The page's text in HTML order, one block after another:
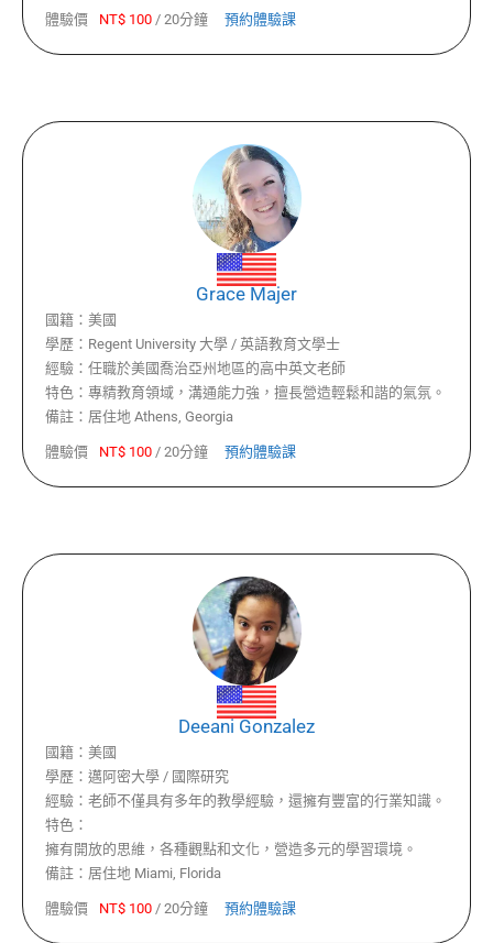
體驗價 NT$ 100 / 20分鐘 預約體驗課
Grace Majer
國籍： 美國
學歷： Regent University 大學 / 英語教育文學士
經驗： 任職於美國喬治亞州地區的高中英文老師
特色： 專精教育領域，溝通能力強，擅長營造輕鬆和諧的氣氛。
備註： 居住地 Athens, Georgia
體驗價 NT$ 100 / 20分鐘 預約體驗課
Deeani Gonzalez
國籍： 美國
學歷： 邁阿密大學 / 國際研究
經驗： 老師不僅具有多年的教學經驗，還擁有豐富的行業知識。
特色：
擁有開放的思維，各種觀點和文化，營造多元的學習環境。
備註： 居住地 Miami, Florida
體驗價 NT$ 100 / 20分鐘 預約體驗課